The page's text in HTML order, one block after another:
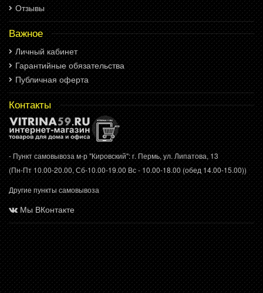
Отзывы
Важное
Личный кабинет
Гарантийные обязательства
Публичная оферта
Контакты
- Пункт самовывоза м-р "Кировский": г. Пермь, ул. Липатова, 13
(Пн-Пт 10.00-20.00, Сб-10.00-19.00 Вс - 10.00-18.00 (обед 14.00-15.00))
Другие пункты самовывоза
Мы ВКонтакте